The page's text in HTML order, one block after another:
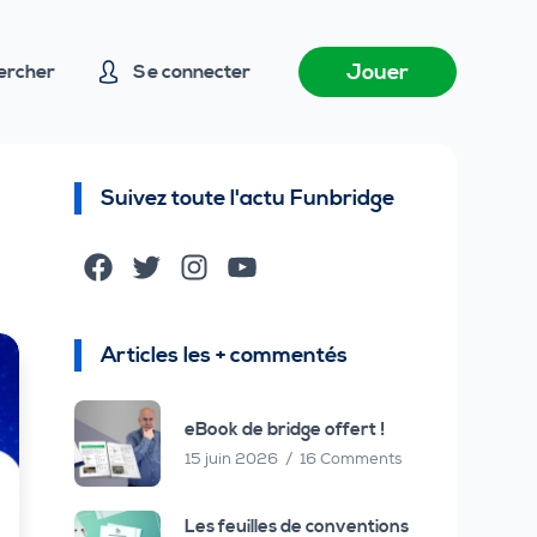
Se connecter Jouer
Suivez toute l'actu Funbridge
FacebookTwitterInstagramYouTube
Articles les + commentés
eBook de bridge offert !
15 juin 2026 16 Comments
Les feuilles de conventions